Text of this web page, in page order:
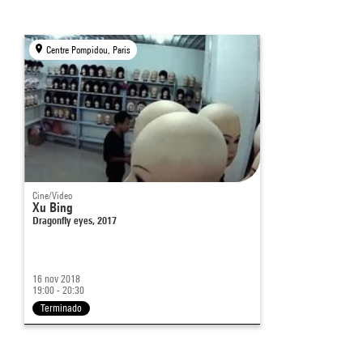
Centre Pompidou, Paris
Cine/Video
Xu Bing
Dragonfly eyes, 2017
16 nov 2018
19:00 - 20:30
Terminado